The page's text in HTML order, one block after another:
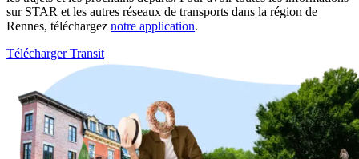
sur STAR et les autres réseaux de transports dans la région de
Rennes, téléchargez notre application.
Télécharger Transit